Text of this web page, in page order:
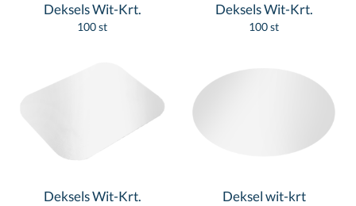
Deksels Wit-Krt.
100 st
Deksels Wit-Krt.
100 st
Deksels Wit-Krt. Deksel wit-krt